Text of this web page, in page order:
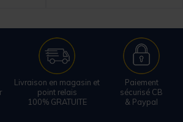
Livraison en magasin et
point relais
100% GRATUITE
Paiement
sécurisé CB
& Paypal